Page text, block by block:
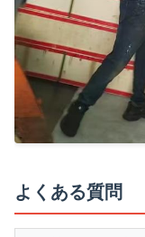
よくある質問